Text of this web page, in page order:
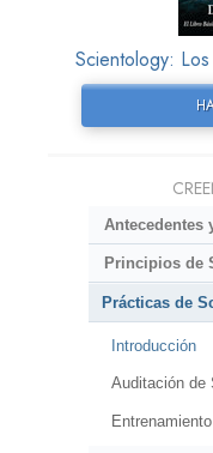
Scientology:
Antecedentes
Principios de
Prácticas de
Introducción
Auditación de